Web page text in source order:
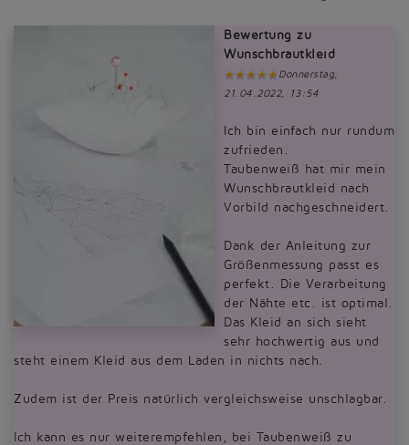
Bewertung zu
Wunschbrautkleid
Donnerstag,
21.04.2022, 13:54
Ich bin einfach nur rundum
zufrieden.
Taubenweiß hat mir mein
Wunschbrautkleid nach
Vorbild nachgeschneidert.
Dank der Anleitung zur
Größenmessung passt es
perfekt. Die Verarbeitung
der Nähte etc. ist optimal.
Das Kleid an sich sieht
sehr hochwertig aus und
steht einem Kleid aus dem Laden in nichts nach.
Zudem ist der Preis natürlich vergleichsweise unschlagbar.
Ich kann es nur weiterempfehlen, bei Taubenweiß zu